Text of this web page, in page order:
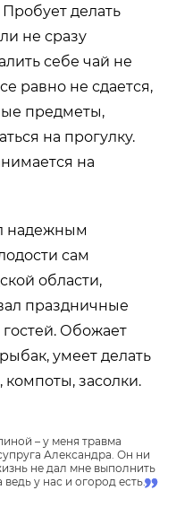
Пробует делать
не сразу
себе чай не
равно не сдается,
предметы,
на прогулку.
на
надежным
сам
области,
праздничные
Обожает
умеет делать
компоты, засолки.
– у меня травма
Александра. Он ни
не дал мне выполнить
у нас и огород есть.